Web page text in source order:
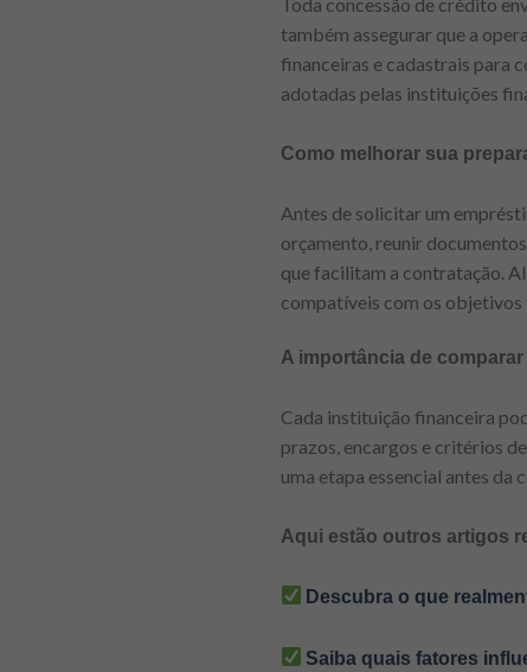
também assegurar que a
financeiras e cadastrais para
adotadas pelas instituições
Como melhorar sua
Antes de solicitar um
orçamento, reunir
que facilitam a contratação.
compatíveis com os objetivos
A importância de
Cada instituição financeira
prazos, encargos e critérios
uma etapa essencial antes da
Aqui estão outros artigos
Descubra o que
Saiba quais fatores